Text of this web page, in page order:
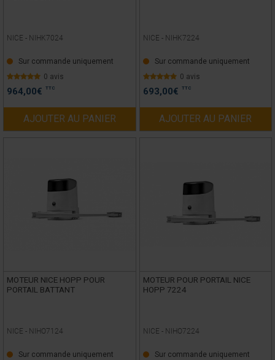
NICE - NIHK7024
Sur commande uniquement
0 avis
964,00€ TTC
AJOUTER AU PANIER
NICE - NIHK7224
Sur commande uniquement
0 avis
693,00€ TTC
AJOUTER AU PANIER
MOTEUR NICE HOPP POUR
PORTAIL BATTANT
NICE - NIHO7124
Sur commande uniquement
MOTEUR POUR PORTAIL NICE
HOPP 7224
NICE - NIHO7224
Sur commande uniquement